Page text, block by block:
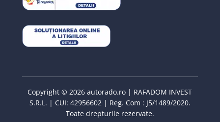
Copyright © 2026 autorado.ro | RAFADOM INVEST
S.R.L. | CUI: 42956602 | Reg. Com : J5/1489/2020.
Toate drepturile rezervate.